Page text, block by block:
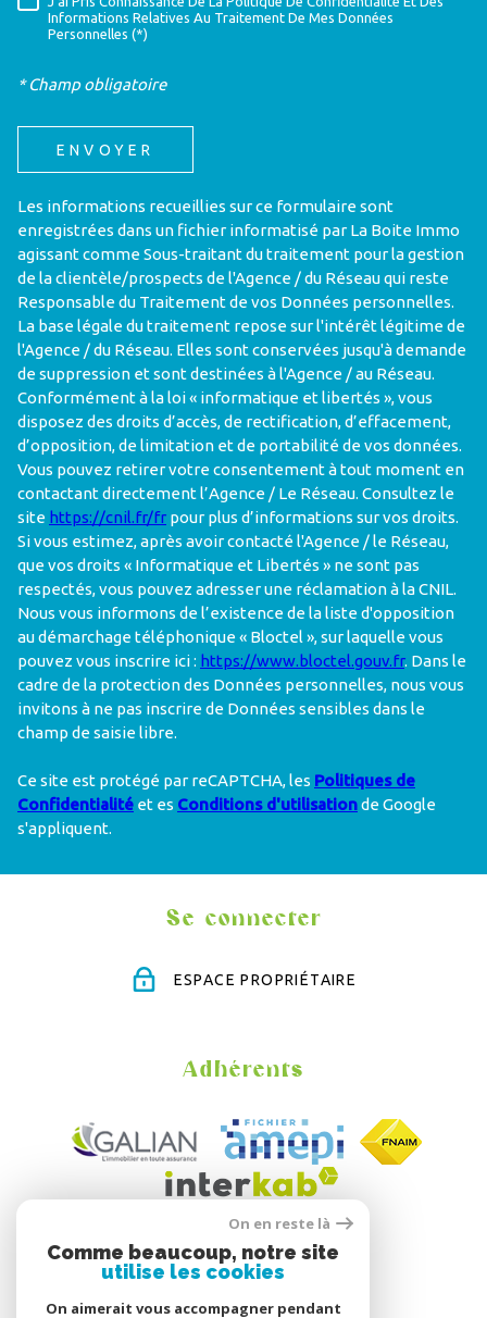
RÈGLEMENTATION
Informations Relatives Au Traitement De Mes Données
Personnelles (*)
* Champ obligatoire
ENVOYER
Les informations recueillies sur ce formulaire sont
enregistrées dans un fichier informatisé par La Boite Immo
agissant comme Sous-traitant du traitement pour la gestion
de la clientèle/prospects de l'Agence / du Réseau qui reste
Responsable du Traitement de vos Données personnelles.
La base légale du traitement repose sur l'intérêt légitime de
l'Agence / du Réseau. Elles sont conservées jusqu'à demande
de suppression et sont destinées à l'Agence / au Réseau.
Conformément à la loi « informatique et libertés », vous
disposez des droits d’accès, de rectification, d’effacement,
d’opposition, de limitation et de portabilité de vos données.
Vous pouvez retirer votre consentement à tout moment en
contactant directement l’Agence / Le Réseau. Consultez le
site https://cnil.fr/fr pour plus d’informations sur vos droits.
Si vous estimez, après avoir contacté l'Agence / le Réseau,
que vos droits « Informatique et Libertés » ne sont pas
respectés, vous pouvez adresser une réclamation à la CNIL.
Nous vous informons de l’existence de la liste d'opposition
au démarchage téléphonique « Bloctel », sur laquelle vous
pouvez vous inscrire ici : https://www.bloctel.gouv.fr. Dans le
cadre de la protection des Données personnelles, nous vous
invitons à ne pas inscrire de Données sensibles dans le
champ de saisie libre.
Ce site est protégé par reCAPTCHA, les Politiques de
Confidentialité et es Conditions d'utilisationde Google
s'appliquent.
Se connecter
ESPACE PROPRIÉTAIRE
Adhérents
On en reste là
Comme beaucoup, notre site
utilise les cookies
On aimerait vous accompagner pendant